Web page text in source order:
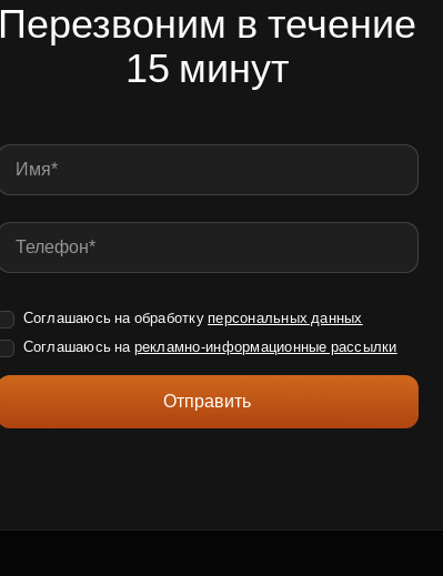
Перезвоним в течение
15 минут
Соглашаюсь на обработку персональных данных
Соглашаюсь на рекламно-информационные рассылки
Отправить